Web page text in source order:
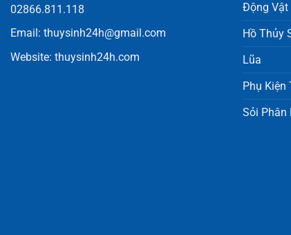
02866.811.118
Email: thuysinh24h@gmail.com
Website: thuysinh24h.com
Động Vật
Hồ Thủy
Lũa
Phụ Kiện
Sỏi Phân